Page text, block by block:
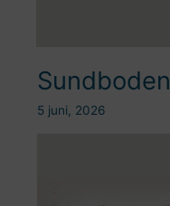
Sundboden
5 juni, 2026